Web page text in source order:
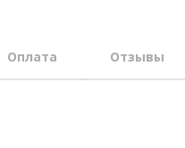
Оплата Отзывы